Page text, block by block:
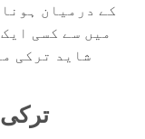
کے درمیان
میں سے کسی
شاید ترکی